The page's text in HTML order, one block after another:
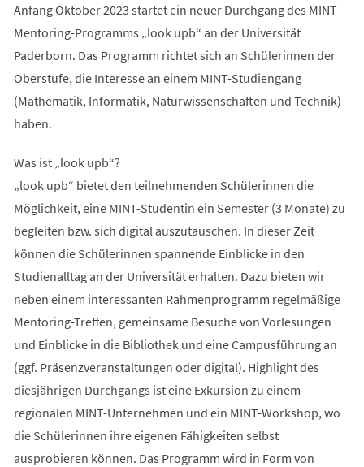
Anfang Oktober 2023 startet ein neuer Durchgang des MINT-
Mentoring-Programms „look upb“ an der Universität
Paderborn. Das Programm richtet sich an Schülerinnen der
Oberstufe, die Interesse an einem MINT-Studiengang
(Mathematik, Informatik, Naturwissenschaften und Technik)
haben.
Was ist „look upb“?
„look upb“ bietet den teilnehmenden Schülerinnen die
Möglichkeit, eine MINT-Studentin ein Semester (3 Monate) zu
begleiten bzw. sich digital auszutauschen. In dieser Zeit
können die Schülerinnen spannende Einblicke in den
Studienalltag an der Universität erhalten. Dazu bieten wir
neben einem interessanten Rahmenprogramm regelmäßige
Mentoring-Treffen, gemeinsame Besuche von Vorlesungen
und Einblicke in die Bibliothek und eine Campusführung an
(ggf. Präsenzveranstaltungen oder digital). Highlight des
diesjährigen Durchgangs ist eine Exkursion zu einem
regionalen MINT-Unternehmen und ein MINT-Workshop, wo
die Schülerinnen ihre eigenen Fähigkeiten selbst
ausprobieren können. Das Programm wird in Form von